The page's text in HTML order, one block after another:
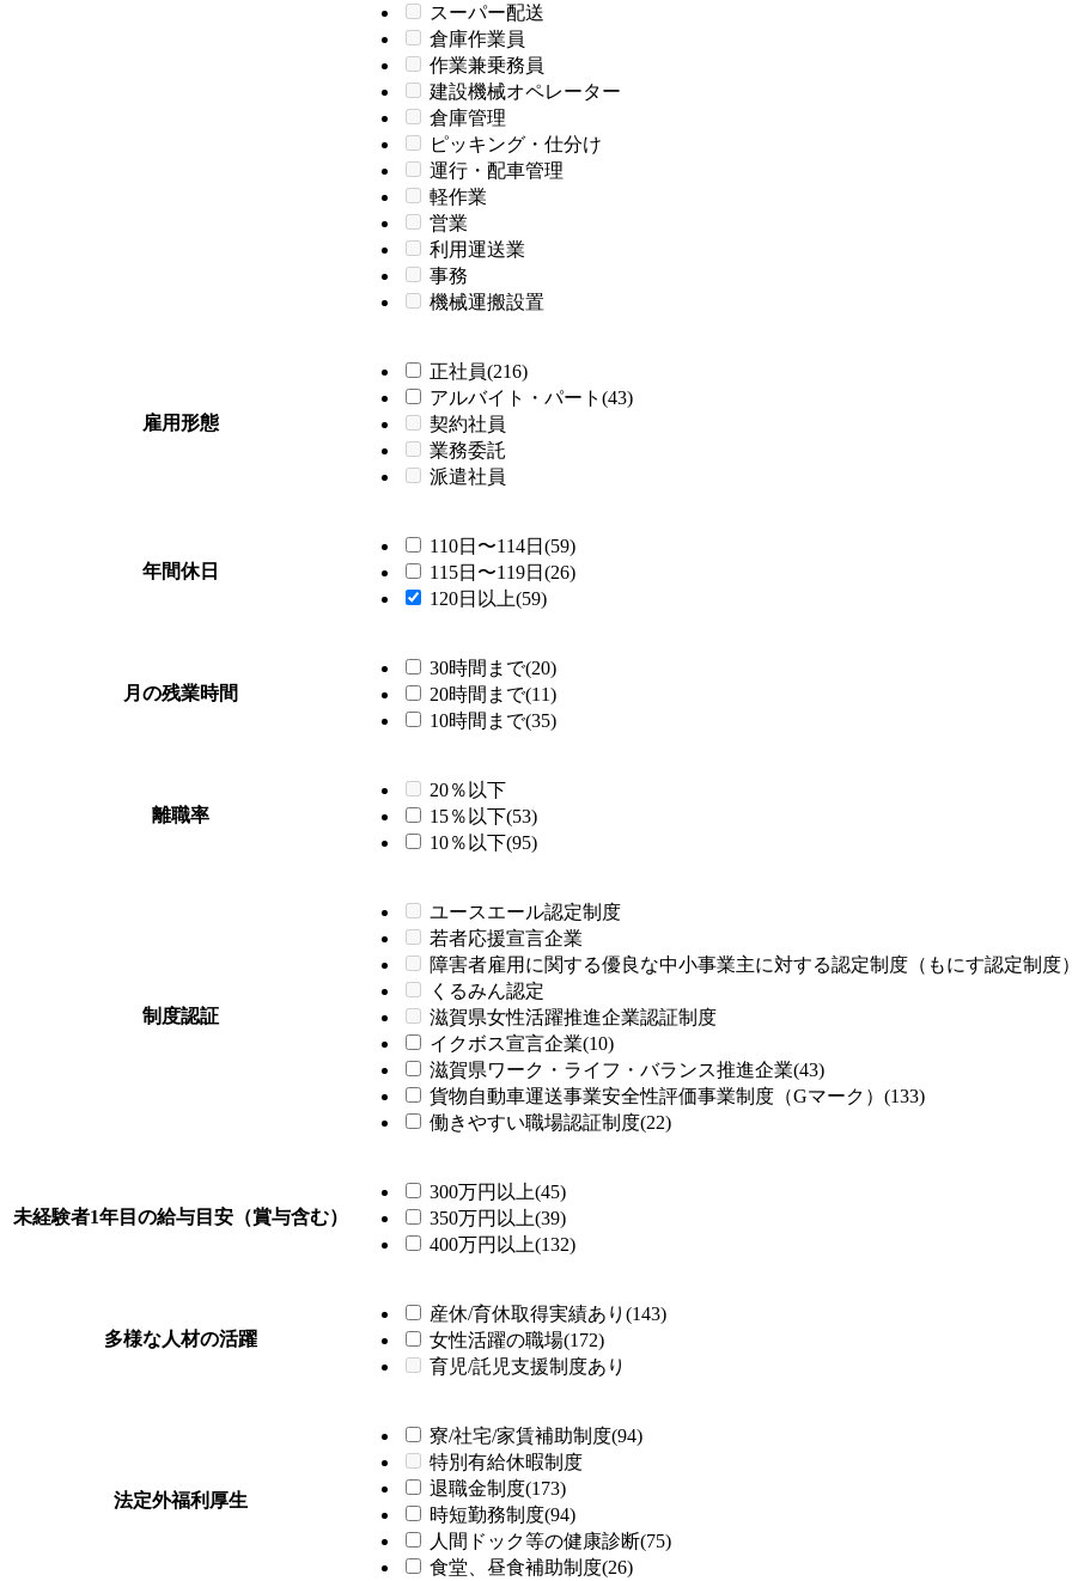
スーパー配送
倉庫作業員
作業兼乗務員
建設機械オペレーター
倉庫管理
ピッキング・仕分け
運行・配車管理
軽作業
営業
利用運送業
事務
機械運搬設置
雇用形態
正社員(216)
アルバイト・パート(43)
契約社員
業務委託
派遣社員
年間休日
110日〜114日(59)
115日〜119日(26)
120日以上(59)
月の残業時間
30時間まで(20)
20時間まで(11)
10時間まで(35)
離職率
20％以下
15％以下(53)
10％以下(95)
制度認証
ユースエール認定制度
若者応援宣言企業
障害者雇用に関する優良な中小事業主に対する認定制度（もにす認定制度
くるみん認定
滋賀県女性活躍推進企業認証制度
イクボス宣言企業(10)
滋賀県ワーク・ライフ・バランス推進企業(43)
貨物自動車運送事業安全性評価事業制度（Gマーク）(133)
働きやすい職場認証制度(22)
未経験者1年目の給与目安（賞与含む）
300万円以上(45)
350万円以上(39)
400万円以上(132)
多様な人材の活躍
産休/育休取得実績あり(143)
女性活躍の職場(172)
育児/託児支援制度あり
法定外福利厚生
寮/社宅/家賃補助制度(94)
特別有給休暇制度
退職金制度(173)
時短勤務制度(94)
人間ドック等の健康診断(75)
食堂、昼食補助制度(26)